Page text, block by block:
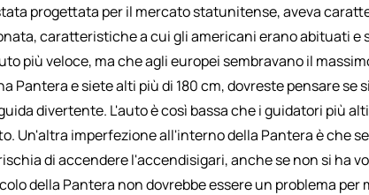
progettata per il mercato statunitense, aveva
caratteristiche a cui gli americani erano abituati e
più veloce, ma che agli europei sembravano il
Pantera e siete alti più di 180 cm, dovreste pensare
divertente. L'auto è così bassa che i guidatori più
Un'altra imperfezione all'interno della Pantera è che
di accendere l'accendisigari, anche se non si ha
della Pantera non dovrebbe essere un problema